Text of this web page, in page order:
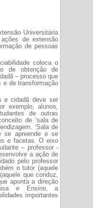
Universitária
de extensão
de pessoas
coloca o
de obtenção de
– processo que
e de transformação
e cidadã deve ser
exemplo, alunos,
de outras
de ‘sala de
‘Sala de
se apreende e se
e facetas. O eixo
– professor -
a ação de
pelo professor
o tutor (aquele
que conduz,
aponta a direção
e Ensino, a
importantes